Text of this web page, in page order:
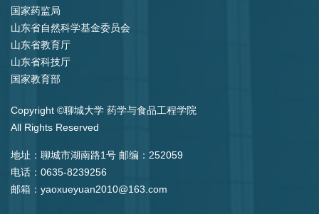
国家药监局
山东省自然科学基金委员会
山东省教育厅
山东省科技厅
国家教育部
Copyright ©聊城大学 药学与食品工程学院
All Rights Reserved
地址：聊城市湖南路1号 邮编：252059
电话：0635-8239256
邮箱：yaoxueyuan2010@163.com